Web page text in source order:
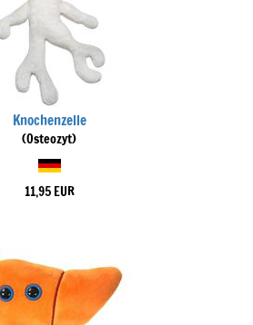
Knochenzelle
(Osteozyt)
11,95 EUR